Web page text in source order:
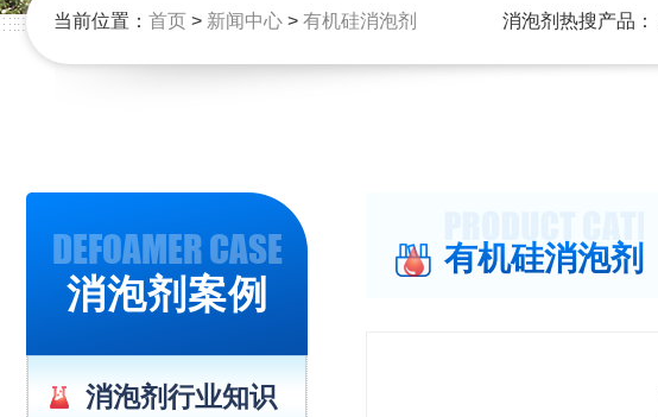
当前位置： 首页 > 新闻中心 > 有机硅消泡剂 消泡剂热搜产品：
DEFOAMER CASE
消泡剂案例
消泡剂行业知识
有机硅消泡剂